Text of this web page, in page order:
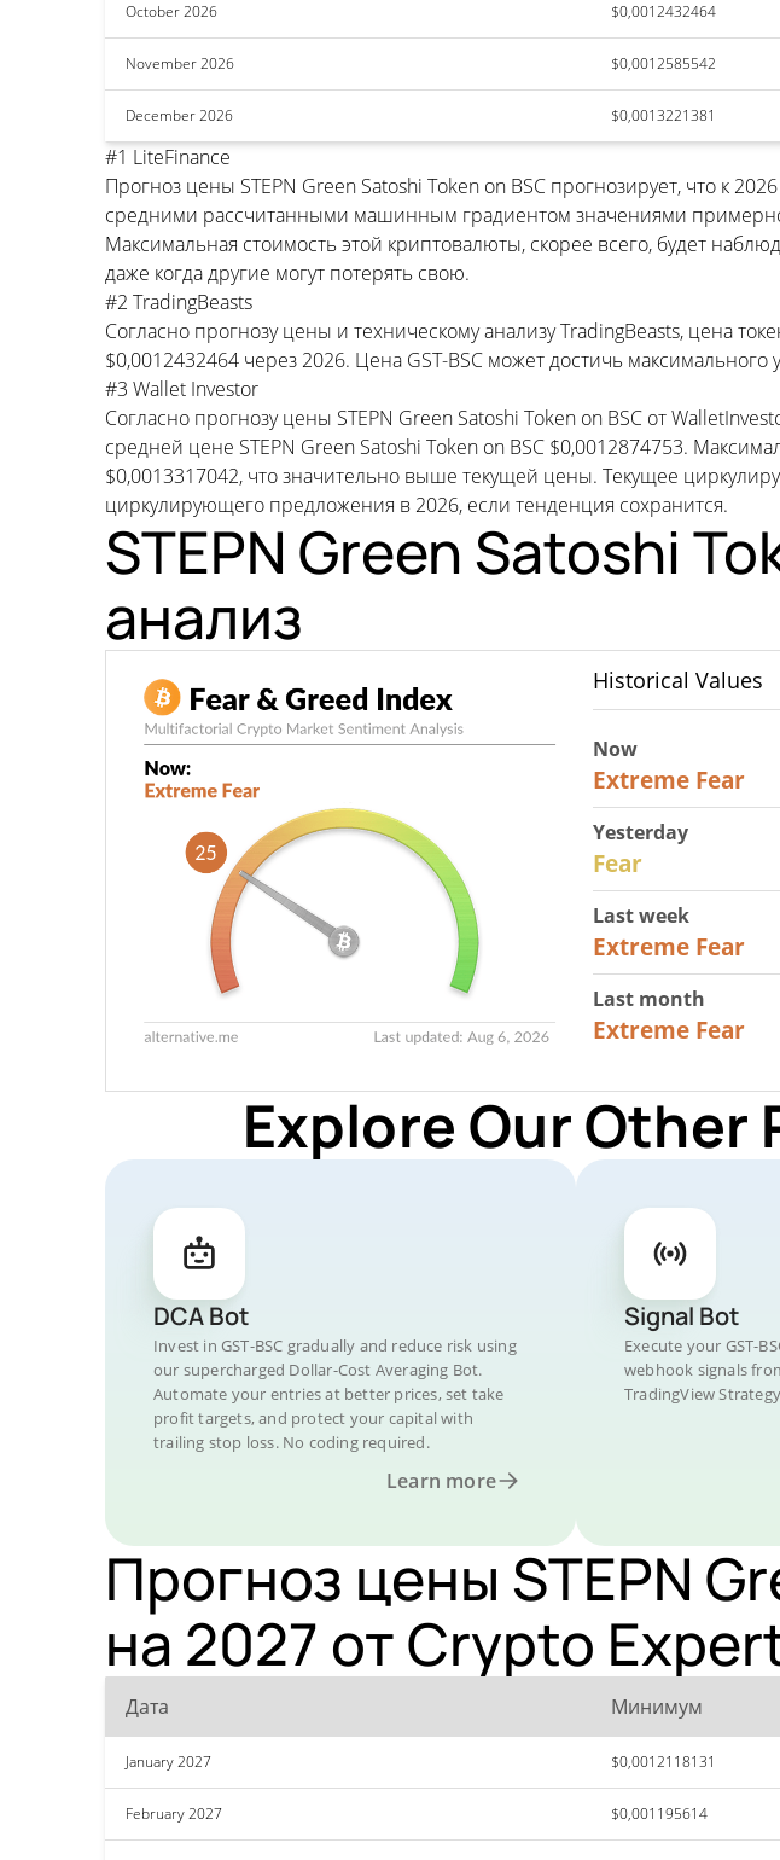
October 2026 $0,0012432464
November 2026 $0,0012585542
December 2026 $0,0013221381
#1 LiteFinance
Прогноз цены STEPN Green Satoshi Token on BSC прогнозирует, что к
средними рассчитанными машинным градиентом значениями
Максимальная стоимость этой криптовалюты, скорее всего, будет
даже когда другие могут потерять свою.
#2 TradingBeasts
Согласно прогнозу цены и техническому анализу TradingBeasts, цена
$0,0012432464 через 2026. Цена GST-BSC может достичь
#3 Wallet Investor
Согласно прогнозу цены STEPN Green Satoshi Token on BSC от
средней цене STEPN Green Satoshi Token on BSC $0,0012874753.
$0,0013317042, что значительно выше текущей цены. Текущее
циркулирующего предложения в 2026, если тенденция сохранится.
STEPN Green Satoshi
анализ
Historical Values
Now
Extreme Fear
Yesterday
Fear
Last week
Extreme Fear
Last month
Extreme Fear
Explore Our Other
DCA Bot
Invest in GST-BSC gradually and reduce risk using
our supercharged Dollar-Cost Averaging Bot.
Automate your entries at better prices, set take
profit targets, and protect your capital with
trailing stop loss. No coding required.
Learn more
Signal Bot
Execute your GST-
webhook signals
TradingView
Прогноз цены STEPN
на 2027 от Crypto
Дата Минимум
January 2027 $0,0012118131
February 2027 $0,001195614